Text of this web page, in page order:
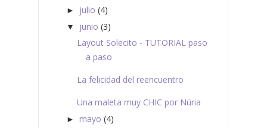
► julio (4)
▼ junio (3)
Layout Solecito - TUTORIAL paso
a paso
La felicidad del reencuentro
Una maleta muy CHIC por Núria
► mayo (4)